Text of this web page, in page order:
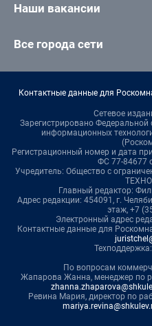
Наши вакансии
Все города сети
Контактные данные для
Сетевое
Зарегистрировано Федеральной
информационных
Регистрационный номер и дата
ФС 77-84677
Учредитель: Общество с
Главный редактор:
Адрес редакции: 454091, г.
этаж, +7
Электронный адрес
Контактные данные для
Техподдержка:
По вопросам
Жапарова Жанна, менеджер по
Ревина Мария, директор по